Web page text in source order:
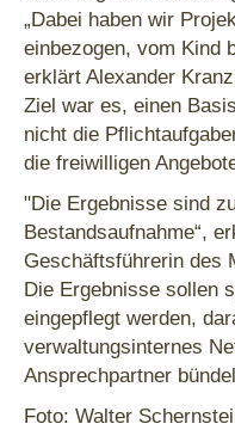
„Dabei haben wir
einbezogen, vom Kind
erklärt Alexander
Ziel war es, einen
nicht die
die freiwilligen
"Die Ergebnisse sind
Bestandsaufnahme“,
Geschäftsführerin des
Die Ergebnisse sollen
eingepflegt werden,
verwaltungsinternes
Ansprechpartner
Foto: Walter